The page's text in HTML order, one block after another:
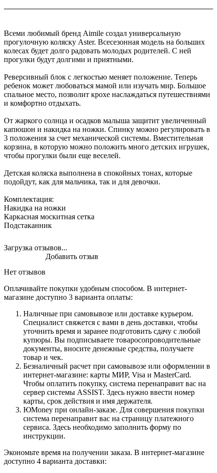
Всеми любимый бренд Aimile создал универсальную
прогулочную коляску Aster. Всесезонная модель на больших
колесах будет долго радовать молодых родителей. С ней
прогулки будут долгими и приятными.
Реверсивный блок с легкостью меняет положение. Теперь
ребенок может любоваться мамой или изучать мир. Большое
спальное место, позволит крохе наслаждаться путешествиями
и комфортно отдыхать.
От жаркого солнца и осадков малыша защитит увеличенный
капюшон и накидка на ножки. Спинку можно регулировать в
3 положения за счет механической системы. Вместительная
корзина, в которую можно положить много детских игрушек,
чтобы прогулки были еще веселей.
Детская коляска выполнена в спокойных тонах, которые
подойдут, как для мальчика, так и для девочки.
Комплектация:
Накидка на ножки
Каркасная москитная сетка
Подстаканник
Загрузка отзывов...
Нет отзывов
Добавить отзыв
Оплачивайте покупки удобным способом. В интернет-
магазине доступно 3 варианта оплаты:
Наличные при самовывозе или доставке курьером.
Специалист свяжется с вами в день доставки, чтобы
уточнить время и заранее подготовить сдачу с любой
купюры. Вы подписываете товаросопроводительные
документы, вносите денежные средства, получаете
товар и чек.
Безналичный расчет при самовывозе или оформлении в
интернет-магазине: карты МИР, Visa и MasterCard.
Чтобы оплатить покупку, система перенаправит вас на
сервер системы ASSIST. Здесь нужно ввести номер
карты, срок действия и имя держателя.
ЮMoney при онлайн-заказе. Для совершения покупки
система перенаправит вас на страницу платежного
сервиса. Здесь необходимо заполнить форму по
инструкции.
Экономьте время на получении заказа. В интернет-магазине
доступно 4 варианта доставки: